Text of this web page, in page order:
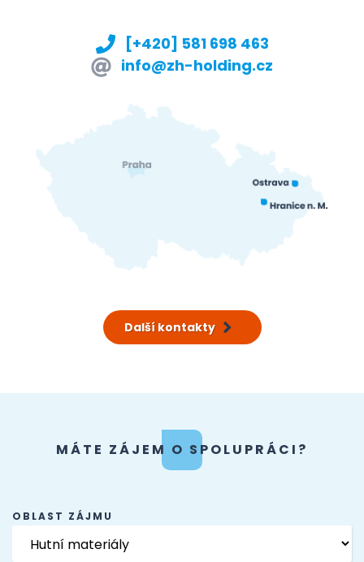
[+420] 581 698 463
info@zh-holding.cz
Další kontakty
MÁTE ZÁJEM O SPOLUPRÁCI?
OBLAST ZÁJMU